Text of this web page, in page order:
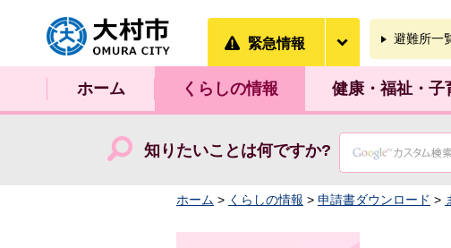
大村市
緊急情報 避難所一
ホーム くらしの情報 健康・福祉・子
知りたいことは何ですか?
ホーム > くらしの情報 > 申請書ダウンロード >